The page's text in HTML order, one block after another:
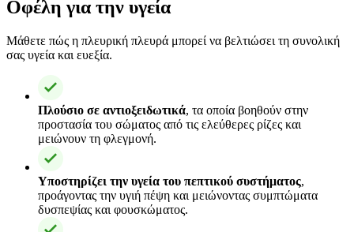
Οφέλη για την υγεία
Μάθετε πώς η πλευρική πλευρά μπορεί να βελτιώσει τη συνολική
σας υγεία και ευεξία.
Πλούσιο σε αντιοξειδωτικά, τα οποία βοηθούν στην
προστασία του σώματος από τις ελεύθερες ρίζες και
μειώνουν τη φλεγμονή.
Υποστηρίζει την υγεία του πεπτικού συστήματος,
προάγοντας την υγιή πέψη και μειώνοντας συμπτώματα
δυσπεψίας και φουσκώματος.